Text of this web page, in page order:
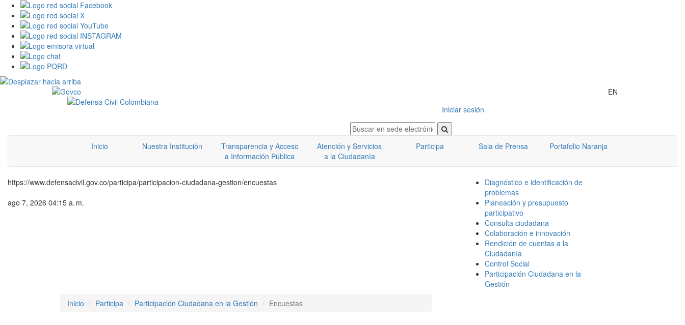
EN
Iniciar sesión
Inicio Nuestra Institución
Transparencia y Acceso
a Información Pública
Atención y Servicios
a la Ciudadanía
Participa Sala de Prensa Portafolio Naranja
https://www.defensacivil.gov.co/participa/participacion-ciudadana-gestion/encuestas
ago 7, 2026 04:15 a. m.
Diagnóstico e identificación de
problemas
Planeación y presupuesto
participativo
Consulta ciudadana
Colaboración e innovación
Rendición de cuentas a la
Ciudadanía
Control Social
Participación Ciudadana en la
Gestión
Inicio
Participa Participación Ciudadana en la Gestión Encuestas